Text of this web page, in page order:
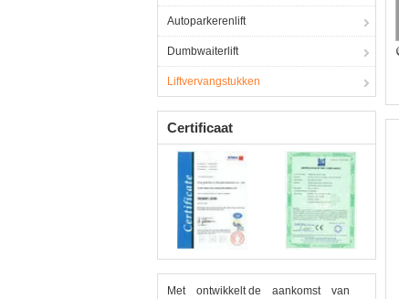
Autoparkerenlift
Dumbwaiterlift
Liftvervangstukken
Certificaat
Met ontwikkelt de aankomst van